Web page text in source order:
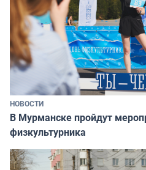
НОВОСТИ
В Мурманске пройдут
физкультурника